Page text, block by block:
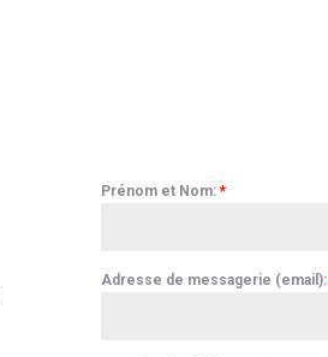
Prénom et Nom: *
Adresse de messagerie (email):